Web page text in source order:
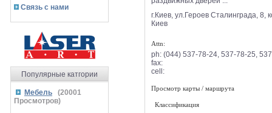
Связь с нами
Популярные катгории
Мебель (20001
Просмотров)
г.Киев, ул.Героев Сталинграда, 8,
Киев
Attn:
ph: (044) 537-78-24, 537-78-25,
fax:
cell:
Просмотр карты / маршрута
Классификация